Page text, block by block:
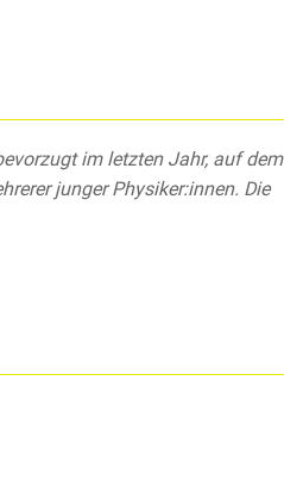
im letzten Jahr, auf dem
junger Physiker:innen. Die